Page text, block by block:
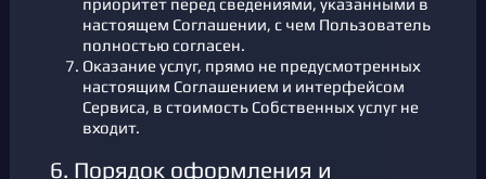
приоритет перед сведениями, указанными в
настоящем Соглашении, с чем Пользователь
полностью согласен.
Оказание услуг, прямо не предусмотренных
настоящим Соглашением и интерфейсом
Сервиса, в стоимость Собственных услуг не
входит.
6. Порядок оформления и